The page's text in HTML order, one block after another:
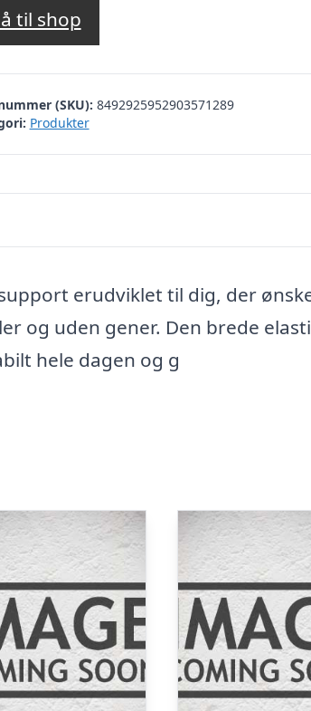
til shop
(SKU): 8492925952903571289
Produkter
erudviklet til dig, der
og uden gener. Den brede
hele dagen og g